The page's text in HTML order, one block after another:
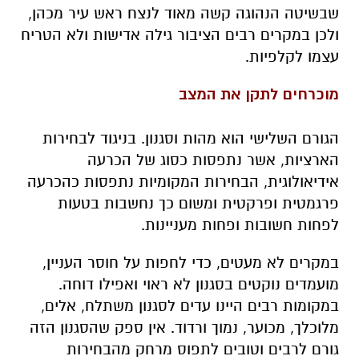
שבשיטה הנהוגה קשה מאוד לנצח ראש עיר מכהן,
ולכן במקרים רבים הציבור גילה אדישות ולא הטריח
עצמו לקלפיות.
מוכרחים לתקן את המצב
הגורם השלישי הוא מהות וסגנון. בניגוד לבחירות
הארציות, אשר נתפסות כסוג של הכרעה
אידיאולוגית, הבחירות המקומיות נתפסות כהכרעה
פרגמטית ופרקטית ומשום כך נחשבות בטעות
לפחות חשובות ופחות מעניינות.
במקרים לא מעטים, כדי לחפות על חוסר העניין,
מועמדים נוקטים בסגנון לא ראוי ואפילו דוחה.
במקומות רבים היינו עדים לסגנון משתלח, אלים,
מלוכלך, מכוער, נמוך ורדוד. אין ספק שהסגנון הזה
גורם לרבים וטובים לתפוס מרחק מהבחירות